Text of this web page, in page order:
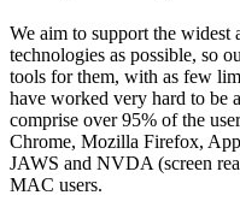
We aim to support the widest
technologies as possible, so
tools for them, with as few
have worked very hard to be
comprise over 95% of the
Chrome, Mozilla Firefox,
JAWS and NVDA (screen
MAC users.